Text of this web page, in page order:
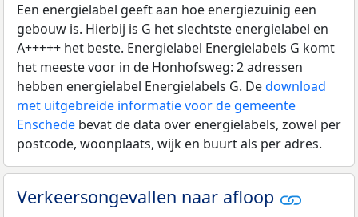
Een energielabel geeft aan hoe energiezuinig een
gebouw is. Hierbij is G het slechtste energielabel en
A+++++ het beste. Energielabel Energielabels G komt
het meeste voor in de Honhofsweg: 2 adressen
hebben energielabel Energielabels G. Dedownload
met uitgebreide informatie voor de gemeente
Enschede bevat de data over energielabels, zowel per
postcode, woonplaats, wijk en buurt als per adres.
Verkeersongevallen naar afloop